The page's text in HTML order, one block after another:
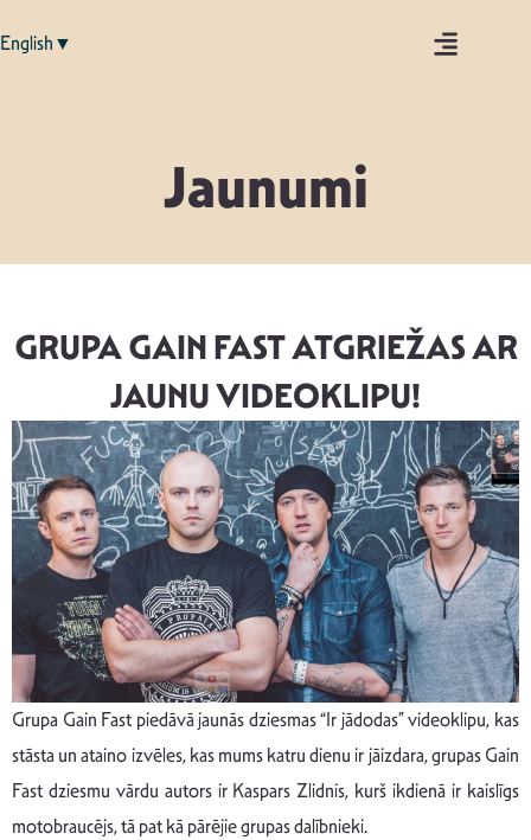
English▼
Jaunumi
GRUPA GAIN FAST ATGRIEŽAS AR
JAUNU VIDEOKLIPU!
Grupa Gain Fast piedāvā jaunās dziesmas “Ir jādodas” videoklipu, kas
stāsta un ataino izvēles, kas mums katru dienu ir jāizdara, grupas Gain
Fast dziesmu vārdu autors ir Kaspars Zlidnis, kurš ikdienā ir kaislīgs
motobraucējs, tā pat kā pārējie grupas dalībnieki.